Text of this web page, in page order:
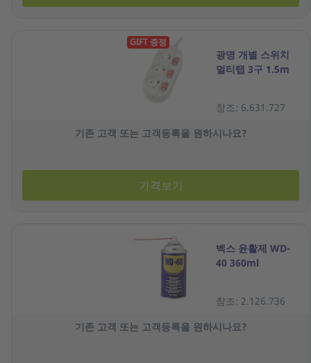
GIFT 증정
광명 개별 스위치
멀티탭 3구 1.5m
참조: 6.631.727
기존 고객 또는 고객등록을 원하시나요?
가격보기
벡스 윤활제 WD-
40 360ml
참조: 2.126.736
기존 고객 또는 고객등록을 원하시나요?